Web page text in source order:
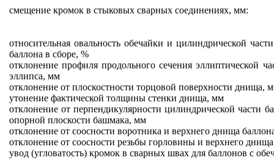
смещение кромок в стыковых сварных соединениях, мм:
относительная овальность обечайки и цилиндрической
баллона в сборе, %
отклонение профиля продольного сечения эллиптической
эллипса, мм
отклонение от плоскостности торцовой поверхности днища,
утонение фактической толщины стенки днища, мм
отклонение от перпендикулярности цилиндрической части
опорной плоскости башмака, мм
отклонение от соосности воротника и верхнего днища
отклонение от соосности резьбы горловины и верхнего
увод (угловатость) кромок в сварных швах для баллонов с